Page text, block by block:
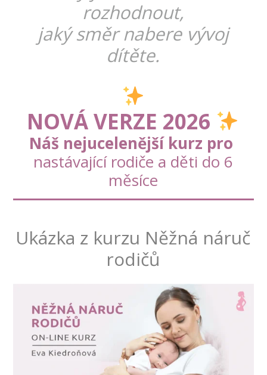
rozhodnout,
jaký směr nabere vývoj
dítěte.
NOVÁ VERZE 2026
Náš nejucelenější kurz pro
nastávající rodiče a děti do 6
měsíce
Ukázka z kurzu Něžná náruč
rodičů